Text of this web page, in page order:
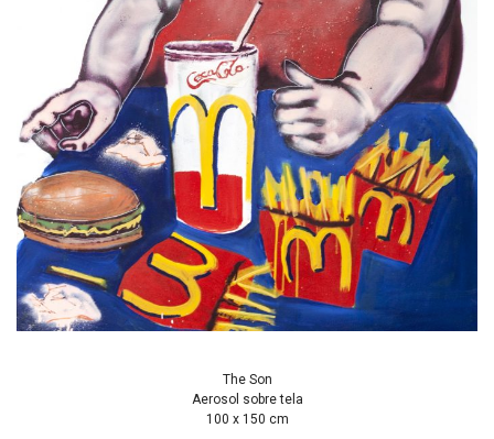
The Son
Aerosol sobre tela
100 x 150 cm